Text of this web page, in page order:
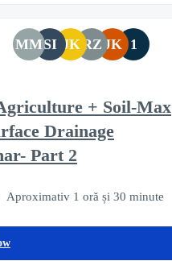
MMSI JK RZ JK 1
+ Soil-Max
Drainage
Part 2
Aproximativ 1 oră și 30 minute